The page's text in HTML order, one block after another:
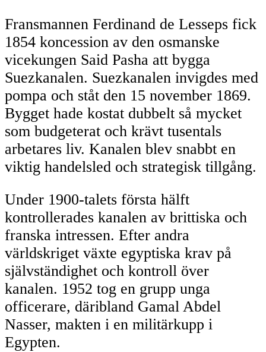
Fransmannen Ferdinand de Lesseps fick
1854 koncession av den osmanske
vicekungen Said Pasha att bygga
Suezkanalen. Suezkanalen invigdes med
pompa och ståt den 15 november 1869.
Bygget hade kostat dubbelt så mycket
som budgeterat och krävt tusentals
arbetares liv. Kanalen blev snabbt en
viktig handelsled och strategisk tillgång.
Under 1900-talets första hälft
kontrollerades kanalen av brittiska och
franska intressen. Efter andra
världskriget växte egyptiska krav på
självständighet och kontroll över
kanalen. 1952 tog en grupp unga
officerare, däribland Gamal Abdel
Nasser, makten i en militärkupp i
Egypten.